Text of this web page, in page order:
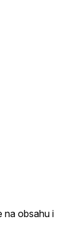
na obsahu i